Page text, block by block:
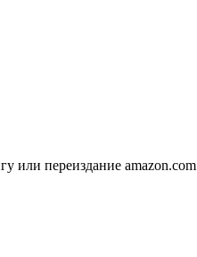
или переиздание amazon.com